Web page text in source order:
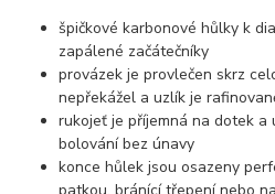
špičkové karbonové hůlky k
zapálené začátečníky
provázek je provlečen skrz
nepřekážel a uzlík je
rukojeť je příjemná na dotek a
bolování bez únavy
konce hůlek jsou osazeny